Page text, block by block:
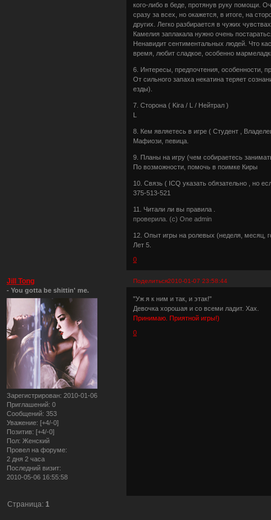
кого-либо в беде, протянув руку помощи.
сразу за всех, но окажется, в итоге, на
других. Легко разбирается в чужих
Камелия заплакала нужно очень
Ненавидит сентиментальных людей. Что
время, любит сладкое, особенно
6. Интересы, предпочтения, особенности,
От сильного запаха некатина теряет
езды).
7. Сторона ( Kira / L / Нейтрал )
L
8. Кем являетесь в игре ( Студент ,
Мафиози, певица.
9. Планы на игру (чем собираетесь
По возможности, помочь в поимке Киры
10. Связь ( ICQ указать обязательно , но
375-513-521
11. Читали ли вы правила .
проверила. (с) One admin
12. Опыт игры на ролевых (неделя, месяц,
Лет 5.
0
Поделиться2010-01-07 23:58:44
Jill Tong
- You gotta be shittin' me.
Зарегистрирован: 2010-01-06
Приглашений: 0
Сообщений: 353
Уважение: [+4/-0]
Позитив: [+4/-0]
Пол: Женский
Провел на форуме:
2 дня 2 часа
Последний визит:
2010-05-06 16:55:58
"Уж я к ним и так, и этак!"
Девочка хорошая и со всеми ладит. Хах.
Принимаю. Приятной игры!)
0
Страница: 1